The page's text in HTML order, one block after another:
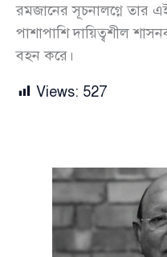
রমজানের সূচনালগ্নে তার
পাশাপাশি দায়িত্বশীল
বহন করে।
Views: 527